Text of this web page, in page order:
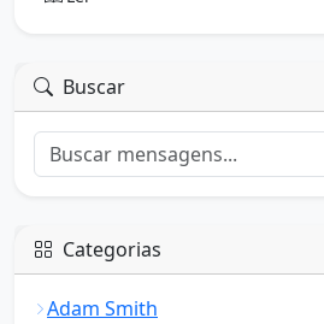
Buscar
Categorias
Adam Smith